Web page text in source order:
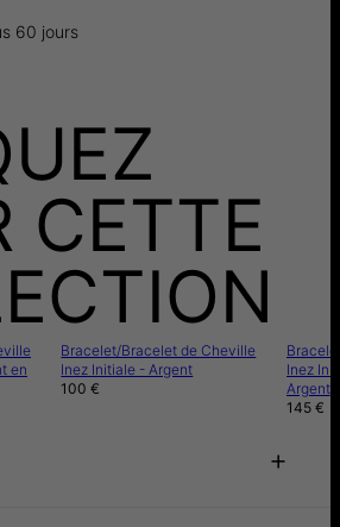
60 jours
CETTE
en
Bracelet/Bracelet de Cheville
Inez Initiale - Argent
100 €
Inez
Argent
145 €